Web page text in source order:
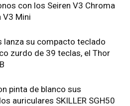
con los Seiren V3 Chroma
V3 Mini
lanza su compacto teclado
zurdo de 39 teclas, el Thor
pinta de blanco sus
auriculares SKILLER SGH50